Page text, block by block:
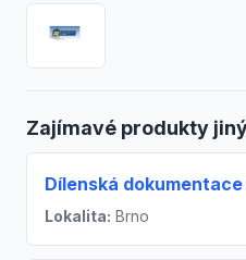
Zajímavé produkty
Dílenská
Lokalita: Brno